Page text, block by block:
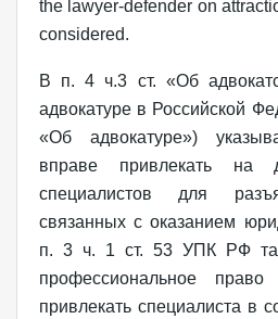
the lawyer-defender on
considered.
В п. 4 ч.3 ст. «Об
адвокатуре в Российской
«Об адвокатуре»)
вправе привлекать на
специалистов для
связанных с оказанием
п. 3 ч. 1 ст. 53 УПК РФ
профессиональное право
привлекать специалиста в